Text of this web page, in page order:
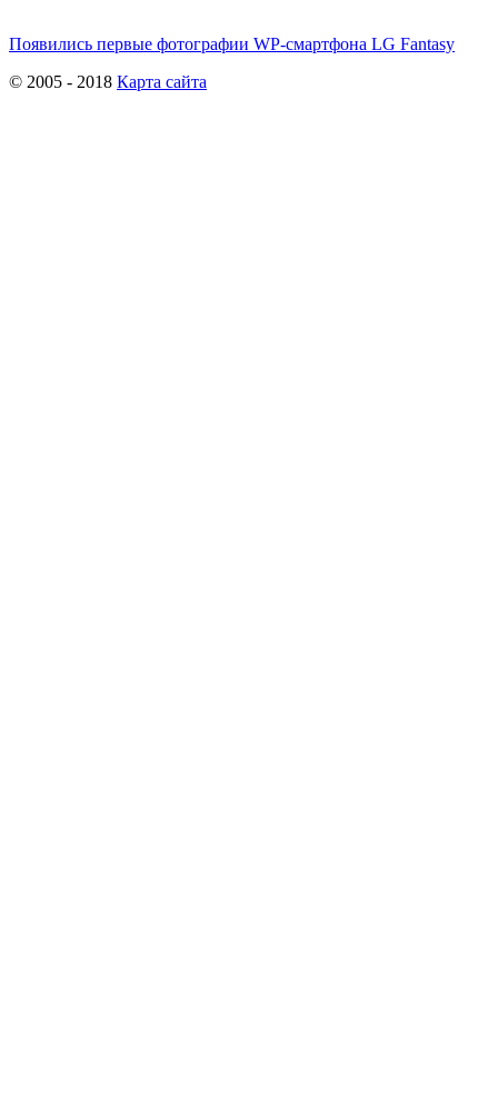
Появились первые фотографии WP-смартфона LG Fantasy
© 2005 - 2018 Карта сайта